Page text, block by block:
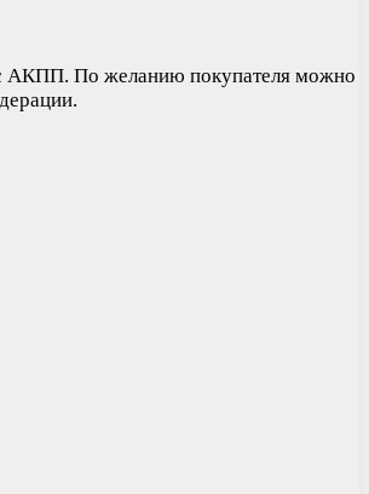
с АКПП. По желанию покупателя можно